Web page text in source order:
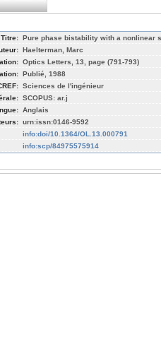
Titre: Pure phase bistability with a nonlinear
Haelterman, Marc
Optics Letters, 13, page (791-793)
Publié, 1988
Sciences de l'ingénieur
SCOPUS: ar.j
Anglais
urn:issn:0146-9592
info:doi/10.1364/OL.13.000791
info:scp/84975575914